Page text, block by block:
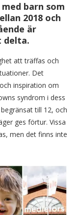
barn som
2018 och
är
delta.
att träffas och
Det
inspiration om
syndrom i dess
till 12, och
ges förtur. Vissa
men det finns inte